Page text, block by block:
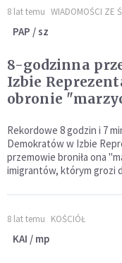
8 lat temu WIADOMOŚCI ZE
PAP / sz
8-godzinna
Izbie
obronie
Rekordowe 8 godzin i 7
Demokratów w Izbie
przemowie broniła ona
imigrantów, którym grozi
8 lat temu KOŚCIÓŁ
KAI / mp